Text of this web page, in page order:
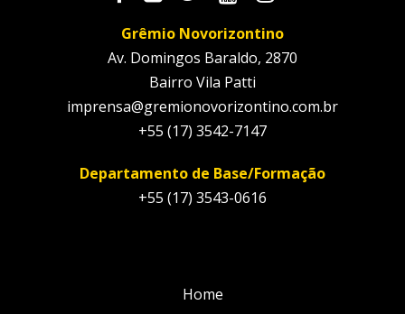
Grêmio Novorizontino
Av. Domingos Baraldo, 2870
Bairro Vila Patti
imprensa@gremionovorizontino.com.br
+55 (17) 3542-7147
Departamento de Base/Formação
+55 (17) 3543-0616
Home